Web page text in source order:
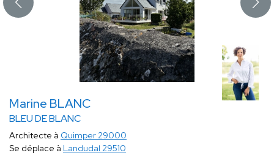
Marine BLANC
BLEU DE BLANC
Architecte à Quimper 29000
Se déplace à Landudal 29510